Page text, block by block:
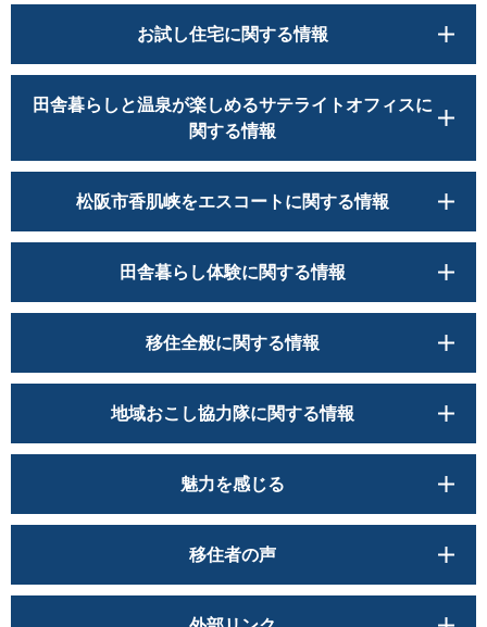
お試し住宅に関する情報
田舎暮らしと温泉が楽しめるサテライトオフィスに
関する情報
松阪市香肌峡をエスコートに関する情報
田舎暮らし体験に関する情報
移住全般に関する情報
地域おこし協力隊に関する情報
魅力を感じる
移住者の声